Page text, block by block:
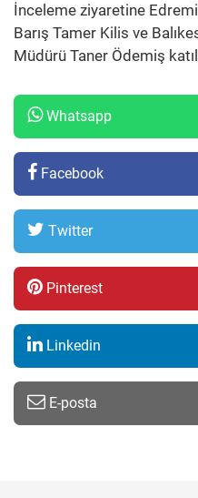
İnceleme ziyaretine
Barış Tamer Kilis ve
Müdürü Taner Ödemiş
Whatsapp
Facebook
Twitter
Pinterest
Linkedin
E-posta